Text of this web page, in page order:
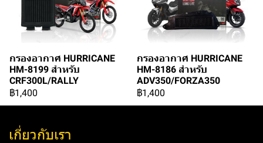
กรองอากาศ HURRICANE
HM-8199 สำหรับ
CRF300L/RALLY
฿1,400
กรองอากาศ HURRICANE
HM-8186 สำหรับ
ADV350/FORZA350
฿1,400
เกี่ยวกับเรา